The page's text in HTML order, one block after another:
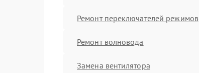
Ремонт переключателей режимов
Ремонт волновода
Замена вентилятора